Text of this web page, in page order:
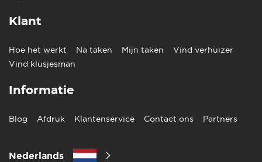
Klant
Hoe het werkt Na taken Mijn taken
Vind verhuizer
Vind klusjesman
Informatie
Blog Afdruk Klantenservice Contact ons Partners
Nederlands